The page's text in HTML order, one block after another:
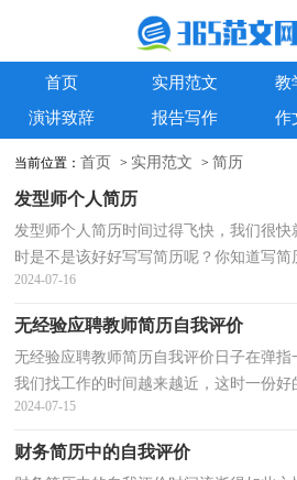
首页 实用范文 教
演讲致辞
报告写作 作
当前位置：首页 > 实用范文 >简历
发型师个人简历
发型师个人简历时间过得飞快，我们很
时是不是该好好写写简历呢？你知道写
下是小编精心整理的发型师个人简历，供
2024-07-16
无经验应聘教师简历自我评价
无经验应聘教师简历自我评价日子在弹指
我们找工作的时间越来越近，这时一份
哦。好的简历都具备一些什么特点呢？以
2024-07-15
财务简历中的自我评价